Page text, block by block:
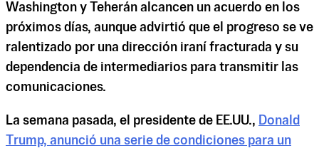
Washington y Teherán alcancen un acuerdo en los
próximos días, aunque advirtió que el progreso se ve
ralentizado por una dirección iraní fracturada y su
dependencia de intermediarios para transmitir las
comunicaciones.
La semana pasada, el presidente de EE.UU., Donald
Trump, anunció una serie de condiciones para un